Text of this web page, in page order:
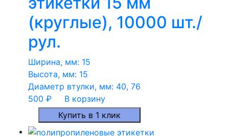
(круглые), 10000 шт./
рул.
Ширина, мм: 15
Высота, мм: 15
Диаметр втулки, мм: 40, 76
500 ₽
В корзину
Купить в 1 клик